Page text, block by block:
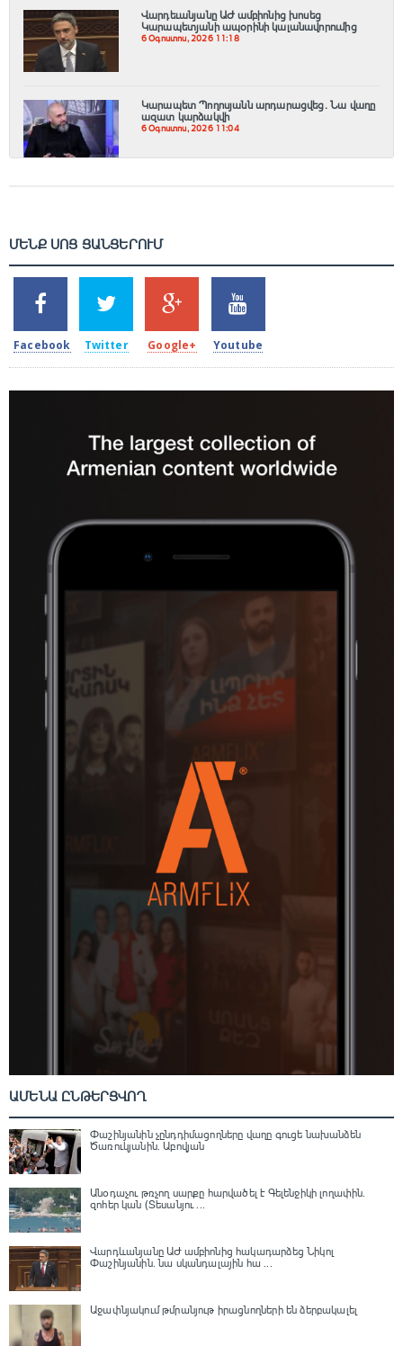
Վարդեւանյանը ԱԺ ամբիոնից խոսեց
Կարապետյանի ապօրինի կալանավորումից
6 Օգոստոս, 2026 11:18
Կարապետ Պողոսյանն արդարացվեց. Նա վաղը
ազատ կարձակվի
6 Օգոստոս, 2026 11:04
ՄԵՆՔ ՍՈՑ ՑԱՆՑԵՐՈՒՄ
2k
SHARES
Facebook
1.5k
TWEETS
Twitter
203
SHARES
Google+
620
SHARES
Youtube
ԱՄԵՆԱ ԸՆԹԵՐՑՎՈՂ
Փաշինյանին չընդդիմացողները վաղը գուցե նախանձեն
Ծառուկյանին. Աբովյան
Անօդաչու թռչող սարքը հարվածել է Գելենջիկի լողափին.
զոհեր կան (Տեսանյու ...
Վարդևանյանը ԱԺ ամբիոնից հակադարձեց Նիկոլ
Փաշինյանին․ նա սկանդալային հա ...
Աջափնյակում թմրանյութ իրացնողների են ձերբակալել